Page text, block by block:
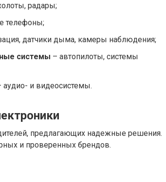
радары;
телефоны;
датчики дыма, камеры наблюдения;
системы – автопилоты, системы
аудио- и видеосистемы.
предлагающих надежные решения.
и проверенных брендов.